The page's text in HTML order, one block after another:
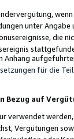
unter
die
Anhang
für die
Bezug auf
verwendet
Vergütungen